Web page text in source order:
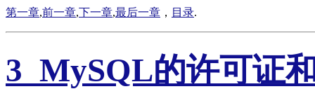
第一章,前一章,下一章,最后一章 ， 目录.
3 MySQL的许可证